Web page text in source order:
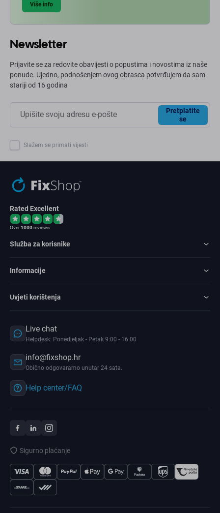
Više info
Newsletter
Prijavite se za redovite obavijesti o popustima i novostima iz naše
ponude. Ujedno, podnošenjem ovog obrasca potvrđujem da sam
stariji od 16 godina
Pretplatite
se
Slažem se primati vijesti
Rated Excellent
Over1000reviews
Služba za korisnike
Informacije
Uvjeti korištenja
Live chat
Helpdesk: Ponedjeljak - Petak 9:00 - 16:00
info@fixshop.hr
Obično odgovaramo unutar 24 sata.
Help center/FAQ
Sigurno plaćanje